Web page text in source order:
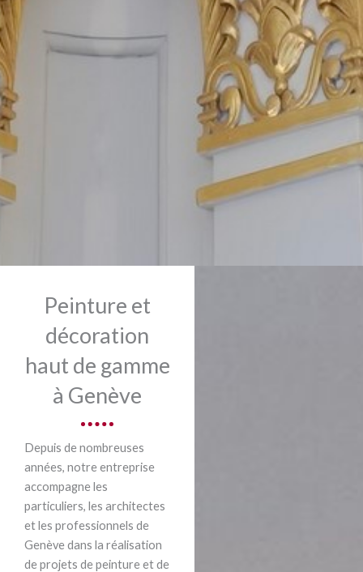
Peinture et
décoration
haut de gamme
à Genève
Depuis de nombreuses
années, notre entreprise
accompagne les
particuliers, les architectes
et les professionnels de
Genève dans la réalisation
de projets de peinture et de